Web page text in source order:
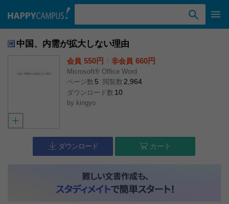
中国、内需が拡大しない理由
会員 550円 非会員 660円
Microsoft® Office Word
ページ数 5 閲覧数 2,964
ダウンロード数 10
by kingyo
ダウンロード カート